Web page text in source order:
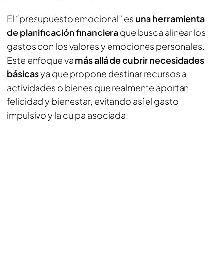
El “presupuesto emocional” es una herramienta
de planificación financieraque busca alinear los
gastos con los valores y emociones personales.
Este enfoque va más allá de cubrir necesidades
básicasya que propone destinar recursos a
actividades o bienes que realmente aportan
felicidad y bienestar, evitando así el gasto
impulsivo y la culpa asociada.